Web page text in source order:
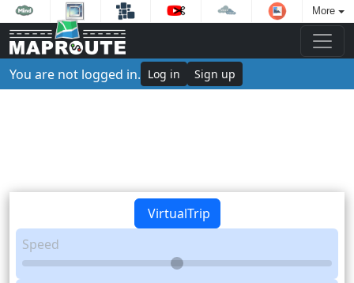
More
You are not logged in. Log in Sign up
VirtualTrip
Speed